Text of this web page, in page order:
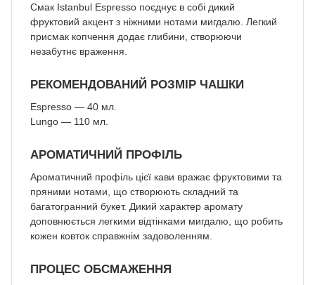
Смак Istanbul Espresso поєднує в собі дикий
фруктовий акцент з ніжними нотами мигдалю. Легкий
присмак копчення додає глибини, створюючи
незабутнє враження.
РЕКОМЕНДОВАНИЙ РОЗМІР ЧАШКИ
Espresso — 40 мл.
Lungo — 110 мл.
АРОМАТИЧНИЙ ПРОФІЛЬ
Ароматичний профіль цієї кави вражає фруктовими та
пряними нотами, що створюють складний та
багатогранний букет. Дикий характер аромату
доповнюється легкими відтінками мигдалю, що робить
кожен ковток справжнім задоволенням.
ПРОЦЕС ОБСМАЖЕННЯ